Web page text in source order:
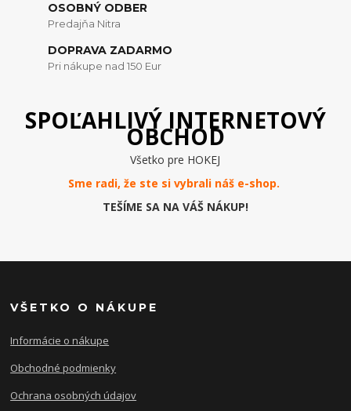
OSOBNÝ ODBER
Predajňa Nitra
DOPRAVA ZADARMO
Pri nákupe nad 150 Eur
SPOĽAHLIVÝ INTERNETOVÝ
OBCHOD
Všetko pre HOKEJ
Sme radi, že ste si vybrali náš e-shop.
TEŠÍME SA NA VÁŠ NÁKUP!
VŠETKO O NÁKUPE
Informácie o nákupe
Obchodné podmienky
Ochrana osobných údajov